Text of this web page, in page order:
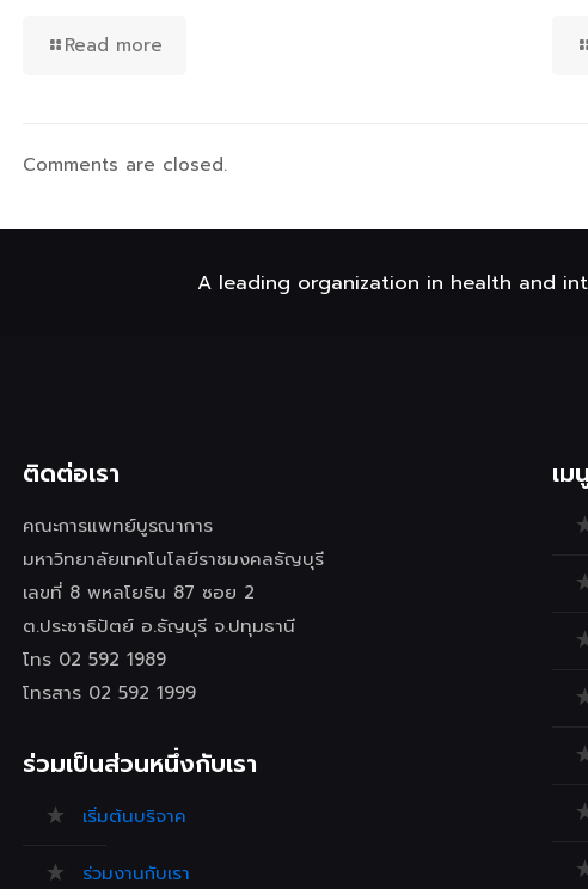
Read more
Comments are closed.
A leading organization in health and
ติดต่อเรา
คณะการแพทย์บูรณาการ
มหาวิทยาลัยเทคโนโลยีราชมงคลธัญบุรี
เลขที่ 8 พหลโยธิน 87 ซอย 2
ต.ประชาธิปัตย์ อ.ธัญบุรี จ.ปทุมธานี
โทร 02 592 1989
โทรสาร 02 592 1999
ร่วมเป็นส่วนหนึ่งกับเรา
เริ่มต้นบริจาค
ร่วมงานกับเรา
เม